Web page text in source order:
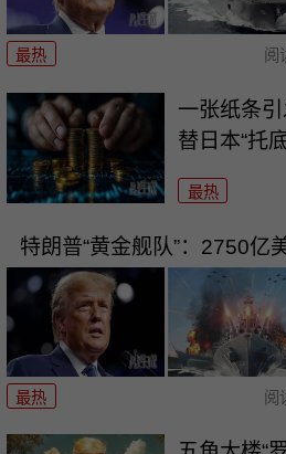
最热 阅
一张纸条
替日本“托底
最热
特朗普“黄金舰队”：2750亿
最热 阅